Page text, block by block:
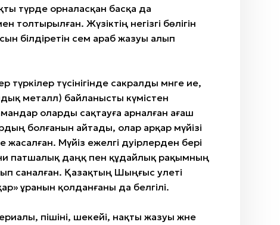
түрде орналасқан басқа да
толтырылған. Жүзіктің негізгі бөлігін
білдіретін әсем араб жазуы алып
түркілер түсінігінде сакралды мәнге ие,
металл) байланысты күмістен
оларды сақтауға арналған ағаш
болғанын айтады, олар арқар мүйізі
жасалған. Мүйіз ежелгі дәуірлерден бері
патшалық даңқ пен құдайлық рақымның
саналған. Қазақтың Шыңғыс әулеті
ұранын қолданғаны да белгілі.
пішіні, әшекейі, нақты жазуы және